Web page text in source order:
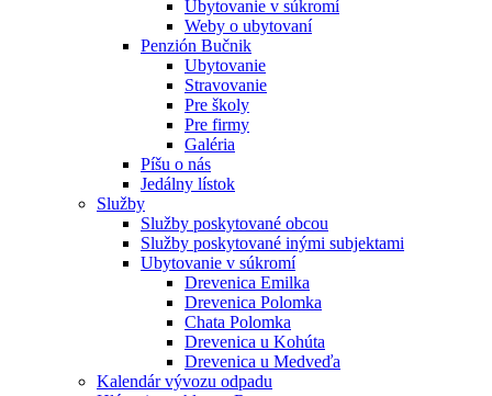
Ubytovanie v súkromí
Weby o ubytovaní
Penzión Bučnik
Ubytovanie
Stravovanie
Pre školy
Pre firmy
Galéria
Píšu o nás
Jedálny lístok
Služby
Služby poskytované obcou
Služby poskytované inými subjektami
Ubytovanie v súkromí
Drevenica Emilka
Drevenica Polomka
Chata Polomka
Drevenica u Kohúta
Drevenica u Medveďa
Kalendár vývozu odpadu